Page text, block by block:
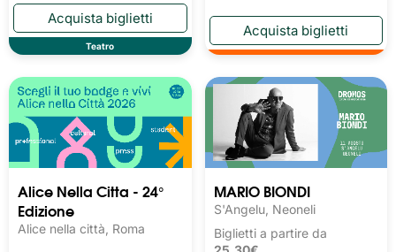
Teatro
Alice Nella Citta - 24°
Edizione
Alice nella città, Roma
MARIO BIONDI
S'Angelu, Neoneli
Biglietti a partire da